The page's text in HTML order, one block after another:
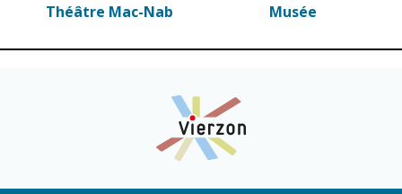
Théâtre Mac-Nab Musée